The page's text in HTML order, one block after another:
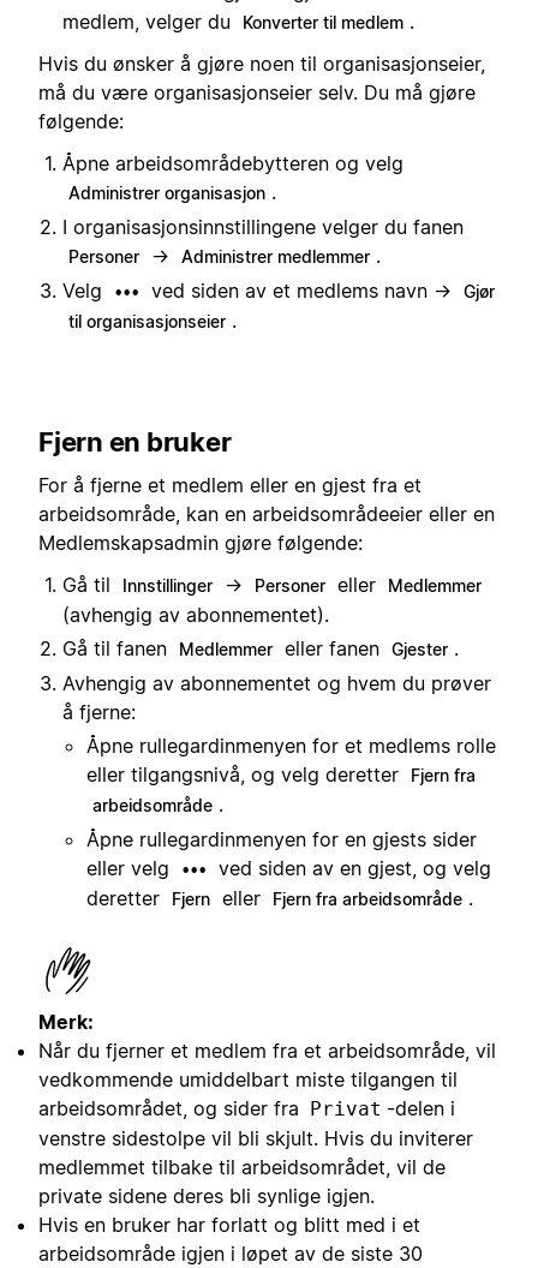
medlem, velger du
Konverter til medlem .
Hvis du ønsker å gjøre noen til organisasjonseier,
må du være organisasjonseier selv. Du må gjøre
følgende:
Åpne arbeidsområdebytteren og velg
Administrer organisasjon .
I organisasjonsinnstillingene velger du fanen
Personer → Administrer medlemmer .
Velg
••• ved siden av et medlems navn →
Gjør
til organisasjonseier .
Fjern en bruker
For å fjerne et medlem eller en gjest fra et
arbeidsområde, kan en arbeidsområdeeier eller en
Medlemskapsadmin gjøre følgende:
Gå til
Innstillinger → Personer eller Medlemmer
(avhengig av abonnementet).
Gå til fanen
Medlemmer eller fanen Gjester .
Avhengig av abonnementet og hvem du prøver
å fjerne:
Åpne rullegardinmenyen for et medlems rolle
eller tilgangsnivå, og velg deretter
Fjern fra
arbeidsområde .
Åpne rullegardinmenyen for en gjests sider
eller velg
•••
ved siden av en gjest, og velg
deretter
Fjern eller Fjern fra arbeidsområde .
Merk:
Når du fjerner et medlem fra et arbeidsområde, vil
vedkommende umiddelbart miste tilgangen til
arbeidsområdet, og sider fra Privat -delen i
venstre sidestolpe vil bli skjult. Hvis du inviterer
medlemmet tilbake til arbeidsområdet, vil de
private sidene deres bli synlige igjen.
Hvis en bruker har forlatt og blitt med i et
arbeidsområde igjen i løpet av de siste 30